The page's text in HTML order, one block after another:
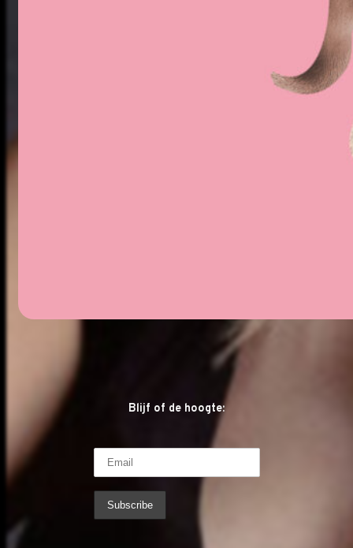
Blijf of de hoogte: